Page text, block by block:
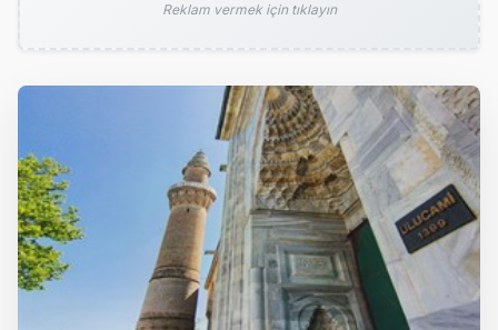
Reklam vermek için tıklayın